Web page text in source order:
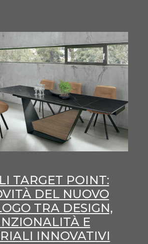
TARGET POINT:
DEL NUOVO
TRA DESIGN,
E
INNOVATIVI